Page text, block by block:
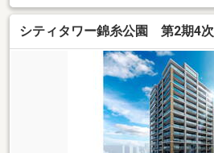
シティタワー錦糸公園 第2期4次